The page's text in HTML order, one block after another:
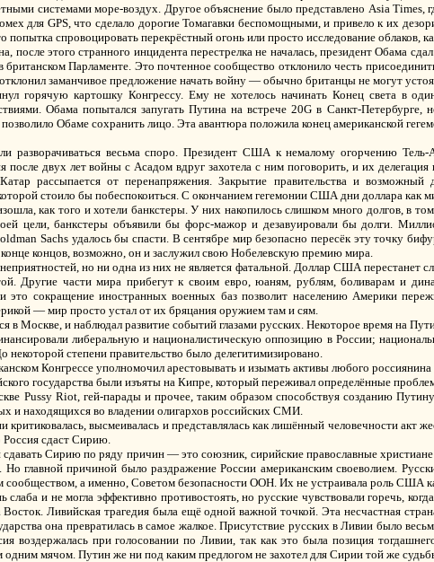
системами море-воздух. Другое объяснение было представлено Asia Times,
для GPS, что сделало дорогие Томагавки беспомощными, и привело к их
попытка спровоцировать перекрёстный огонь или просто исследование облаков,
после этого странного инцидента перестрелка не началась, президент Обама
британском Парламенте. Это почтенное сообщество отклонило честь
заманчивое предложение начать войну — обычно британцы не могут
горячую картошку Конгрессу. Ему не хотелось начинать Конец света в
Обама попытался запугать Путина на встрече 20G в Санкт-
Обаме сохранить лицо. Эта авантюра положила конец американской
разворачиваться весьма споро. Президент США к немалому огорчению
после двух лет войны с Асадом вдруг захотела с ним поговорить, и их
рассыпается от перенапряжения. Закрытие правительства и
стоило бы побеспокоиться. С окончанием гегемонии США дни доллара как
как того и хотели банкстеры. У них накопилось слишком много долгов, в
цели, банкстеры объявили бы форс-мажор и дезавуировали бы долги.
Sachs удалось бы спасти. В сентябре мир безопасно пересёк эту точку
концов, возможно, он и заслужил свою Нобелевскую премию мира.
но ни одна из них не является фатальной. Доллар США перестанет
Другие части мира прибегут к своим евро, юаням, рублям, боливарам и
сокращение иностранных военных баз позволит населению Америки
— мир просто устал от их бряцания оружием там и сям.
в Москве, и наблюдал развитие событий глазами русских. Некоторое время на
либеральную и националистическую оппозицию в России;
степени правительство было делегитимизировано.
Конгрессе уполномочил арестовывать и изымать активы любого
государства были изъяты на Кипре, который переживал определённые
Pussy Riot, гей-парады и прочее, таким образом способствуя созданию
и находящихся во владении олигархов российских СМИ.
высмеивалась и представлялась как лишённый человечности акт
Россия сдаст Сирию.
Сирию по ряду причин — это союзник, сирийские православные
главной причиной было раздражение России американским своеволием.
а именно, Советом безопасности ООН. Их не устраивала роль США
слаба и не могла эффективно противостоять, но русские чувствовали горечь,
Ливийская трагедия была ещё одной важной точкой. Эта несчастная
она превратилась в самое жалкое. Присутствие русских в Ливии было
воздержалась при голосовании по Ливии, так как это была позиция
одним мячом. Путин же ни под каким предлогом не захотел для Сирии той же